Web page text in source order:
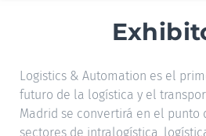
Logistics & Automation es el
futuro de la logística y el
Madrid se convertirá en el punto
sectores de intralogística,